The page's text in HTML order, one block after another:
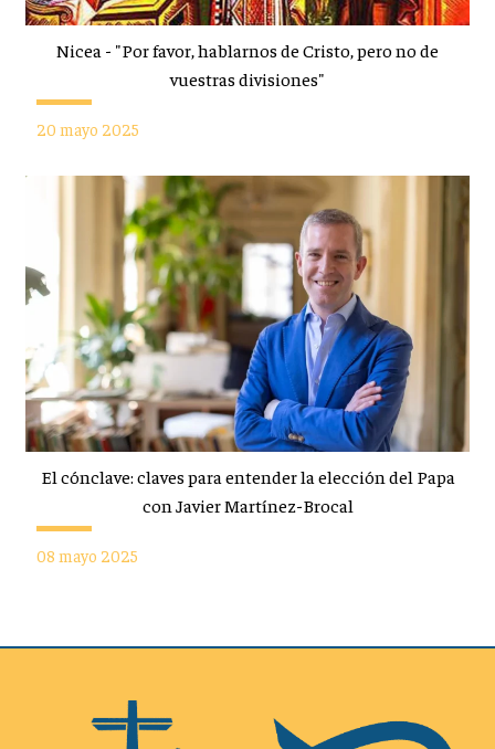
Nicea - "Por favor, hablarnos de Cristo, pero no de
vuestras divisiones"
20 mayo 2025
El cónclave: claves para entender la elección del Papa
con Javier Martínez-Brocal
08 mayo 2025